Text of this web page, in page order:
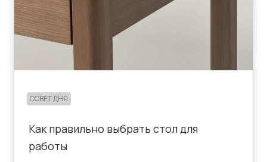
СОВЕТ ДНЯ
Как правильно выбрать стол для
работы